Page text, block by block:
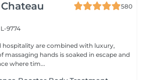
580
9774
hospitality are combined with luxury,
massaging hands is soaked in escape and
where tim...